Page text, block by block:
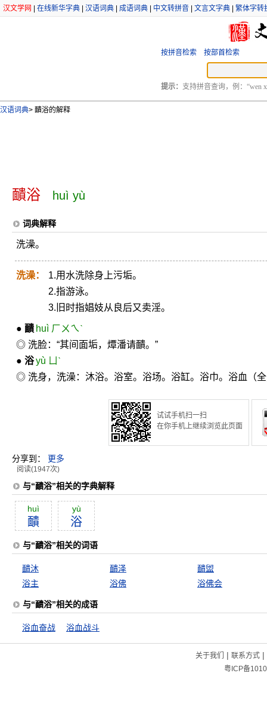
汉文学网 在线新华字典 汉语词典 成语词典 中文转拼音 文言文字典 繁体字转
按拼音检索 按部首检索
提示： 支持拼音查询，例：“wen
汉语词典> 靧浴的解释
靧浴 huì yù
词典解释
洗澡。
洗澡：
1.用水洗除身上污垢。
2.指游泳。
3.旧时指娼妓从良后又卖淫。
● 靧 huì ㄏㄨㄟˋ
◎ 洗脸：“其间面垢，燂潘请靧。”
● 浴yù ㄩˋ
◎ 洗身，洗澡：沐浴。浴室。浴场。浴缸。浴巾。浴血（
试试手机扫一扫
在你手机上继续浏览此页面
分享到： 更多
阅读(1947次)
与“靧浴”相关的字典解释
huì
靧
yù
浴
与“靧浴”相关的词语
靧沐 靧泽
靧盥
浴主
浴佛 浴佛会
与“靧浴”相关的成语
浴血奋战 浴血战斗
关于我们 | 联系方式|
粤ICP备